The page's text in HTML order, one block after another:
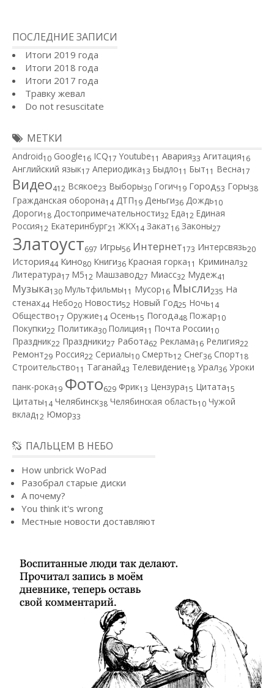
ПОСЛЕДНИЕ ЗАПИСИ
Итоги 2019 года
Итоги 2018 года
Итоги 2017 года
Травку жевал
Do not resuscitate
МЕТКИ
Android10 Google16 ICQ17 Youtube11 Авария33 Агитация16
Английский язык17 Апериодика13 Быдло11 Быт11 Весна17
Видео412 Всякое23 Выборы30 Гогич19 Город53 Горы38
Гражданская оборона14 ДТП19 Деньги36 Дождь10
Дороги18 Достопримечательности32 Еда12 Единая
Россия12 Екатеринбург21 ЖКХ14 Закат16 Законы27
Златоуст697 Игры56 Интернет173 Интерсвязь20
История44 Кино80 Книги36 Красная горка11 Криминал32
Литература17 М512 Машзавод27 Миасс32 Мудеж41
Музыка130 Мультфильмы11 Мусор16 Мысли235 На
стенах44 Небо20 Новости52 Новый Год25 Ночь14
Общество17 Оружие14 Осень15 Погода48 Пожар10
Покупки22 Политика30 Полиция11 Почта России10
Праздник22 Праздники27 Работа62 Реклама16 Религия22
Ремонт29 Россия22 Сериалы10 Смерть12 Снег36 Спорт18
Строительство11 Таганай43 Телевидение18 Урал36 Уроки
панк-рока19 Фото629 Фрик13 Цензура15 Цитата15
Цитаты14 Челябинск38 Челябинская область10 Чужой
вклад12 Юмор33
ПАЛЬЦЕМ В НЕБО
How unbrick WoPad
Разобрал старые диски
А почему?
You think it's wrong
Местные новости доставляют